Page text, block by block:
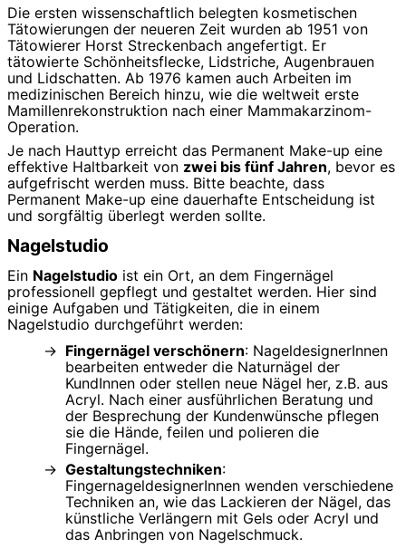
Die ersten wissenschaftlich belegten kosmetischen
Tätowierungen der neueren Zeit wurden ab 1951 von
Tätowierer Horst Streckenbach angefertigt. Er
tätowierte Schönheitsflecke, Lidstriche, Augenbrauen
und Lidschatten. Ab 1976 kamen auch Arbeiten im
medizinischen Bereich hinzu, wie die weltweit erste
Mamillenrekonstruktion nach einer Mammakarzinom-
Operation.
Je nach Hauttyp erreicht das Permanent Make-up eine
effektive Haltbarkeit von zwei bis fünf Jahren, bevor es
aufgefrischt werden muss. Bitte beachte, dass
Permanent Make-up eine dauerhafte Entscheidung ist
und sorgfältig überlegt werden sollte.
Nagelstudio
Ein Nagelstudio ist ein Ort, an dem Fingernägel
professionell gepflegt und gestaltet werden. Hier sind
einige Aufgaben und Tätigkeiten, die in einem
Nagelstudio durchgeführt werden:
Fingernägel verschönern: NageldesignerInnen
bearbeiten entweder die Naturnägel der
KundInnen oder stellen neue Nägel her, z.B. aus
Acryl. Nach einer ausführlichen Beratung und
der Besprechung der Kundenwünsche pflegen
sie die Hände, feilen und polieren die
Fingernägel.
Gestaltungstechniken:
FingernageldesignerInnen wenden verschiedene
Techniken an, wie das Lackieren der Nägel, das
künstliche Verlängern mit Gels oder Acryl und
das Anbringen von Nagelschmuck.